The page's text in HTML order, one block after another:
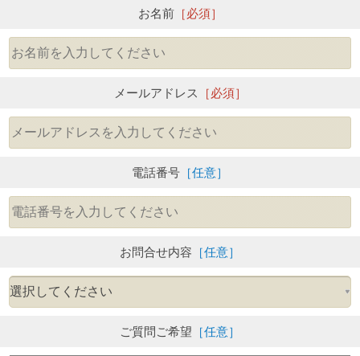
お名前［必須］
メールアドレス ［必須］
電話番号 ［任意］
お問合せ内容 ［任意］
ご質問ご希望 ［任意］